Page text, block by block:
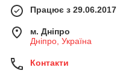
Працює з 29.06.2017
м. Дніпро
Дніпро, Україна
Контакти